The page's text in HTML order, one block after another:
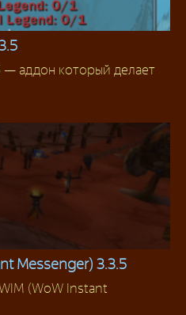
аддон который делает
Messenger) 3.3.5
(WoW Instant